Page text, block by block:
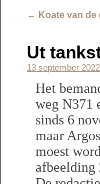
← Koate van de
Ut
13 september 2022
Het
weg N371
sinds 6
maar
moest
afbeelding